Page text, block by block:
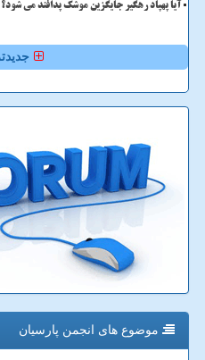
آیا پهپاد رهگیر جایگزین موشک پدافند می شود؟
موضوع های انجمن پارسیان